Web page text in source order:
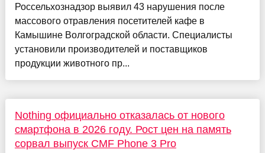
Россельхознадзор выявил 43 нарушения после
массового отравления посетителей кафе в
Камышине Волгоградской области. Специалисты
установили производителей и поставщиков
продукции животного пр...
Nothing официально отказалась от нового
смартфона в 2026 году. Рост цен на память
сорвал выпуск CMF Phone 3 Pro